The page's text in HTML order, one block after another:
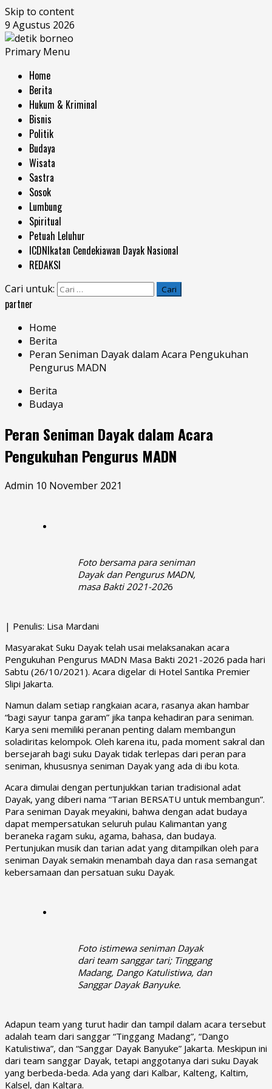
Skip to content
9 Agustus 2026
Primary Menu
Home
Berita
Hukum & Kriminal
Bisnis
Politik
Budaya
Wisata
Sastra
Sosok
Lumbung
Spiritual
Petuah Leluhur
ICDNIkatan Cendekiawan Dayak Nasional
REDAKSI
Cari untuk:
partner
Home
Berita
Peran Seniman Dayak dalam Acara Pengukuhan
Pengurus MADN
Berita
Budaya
Peran Seniman Dayak dalam Acara
Pengukuhan Pengurus MADN
Admin 10 November 2021
Foto bersama para seniman
Dayak dan Pengurus MADN,
masa Bakti 2021-2026
| Penulis: Lisa Mardani
Masyarakat Suku Dayak telah usai melaksanakan acara
Pengukuhan Pengurus MADN Masa Bakti 2021-2026 pada hari
Sabtu (26/10/2021). Acara digelar di Hotel Santika Premier
Slipi Jakarta.
Namun dalam setiap rangkaian acara, rasanya akan hambar
“bagi sayur tanpa garam” jika tanpa kehadiran para seniman.
Karya seni memiliki peranan penting dalam membangun
soladiritas kelompok. Oleh karena itu, pada moment sakral dan
bersejarah bagi suku Dayak tidak terlepas dari peran para
seniman, khususnya seniman Dayak yang ada di ibu kota.
Acara dimulai dengan pertunjukkan tarian tradisional adat
Dayak, yang diberi nama “Tarian BERSATU untuk membangun”.
Para seniman Dayak meyakini, bahwa dengan adat budaya
dapat mempersatukan seluruh pulau Kalimantan yang
beraneka ragam suku, agama, bahasa, dan budaya.
Pertunjukan musik dan tarian adat yang ditampilkan oleh para
seniman Dayak semakin menambah daya dan rasa semangat
kebersamaan dan persatuan suku Dayak.
Foto istimewa seniman Dayak
dari team sanggar tari; Tinggang
Madang, Dango Katulistiwa, dan
Sanggar Dayak Banyuke.
Adapun team yang turut hadir dan tampil dalam acara tersebut
adalah team dari sanggar “Tinggang Madang”, “Dango
Katulistiwa”, dan “Sanggar Dayak Banyuke” Jakarta. Meskipun ini
dari team sanggar Dayak, tetapi anggotanya dari suku Dayak
yang berbeda-beda. Ada yang dari Kalbar, Kalteng, Kaltim,
Kalsel, dan Kaltara.